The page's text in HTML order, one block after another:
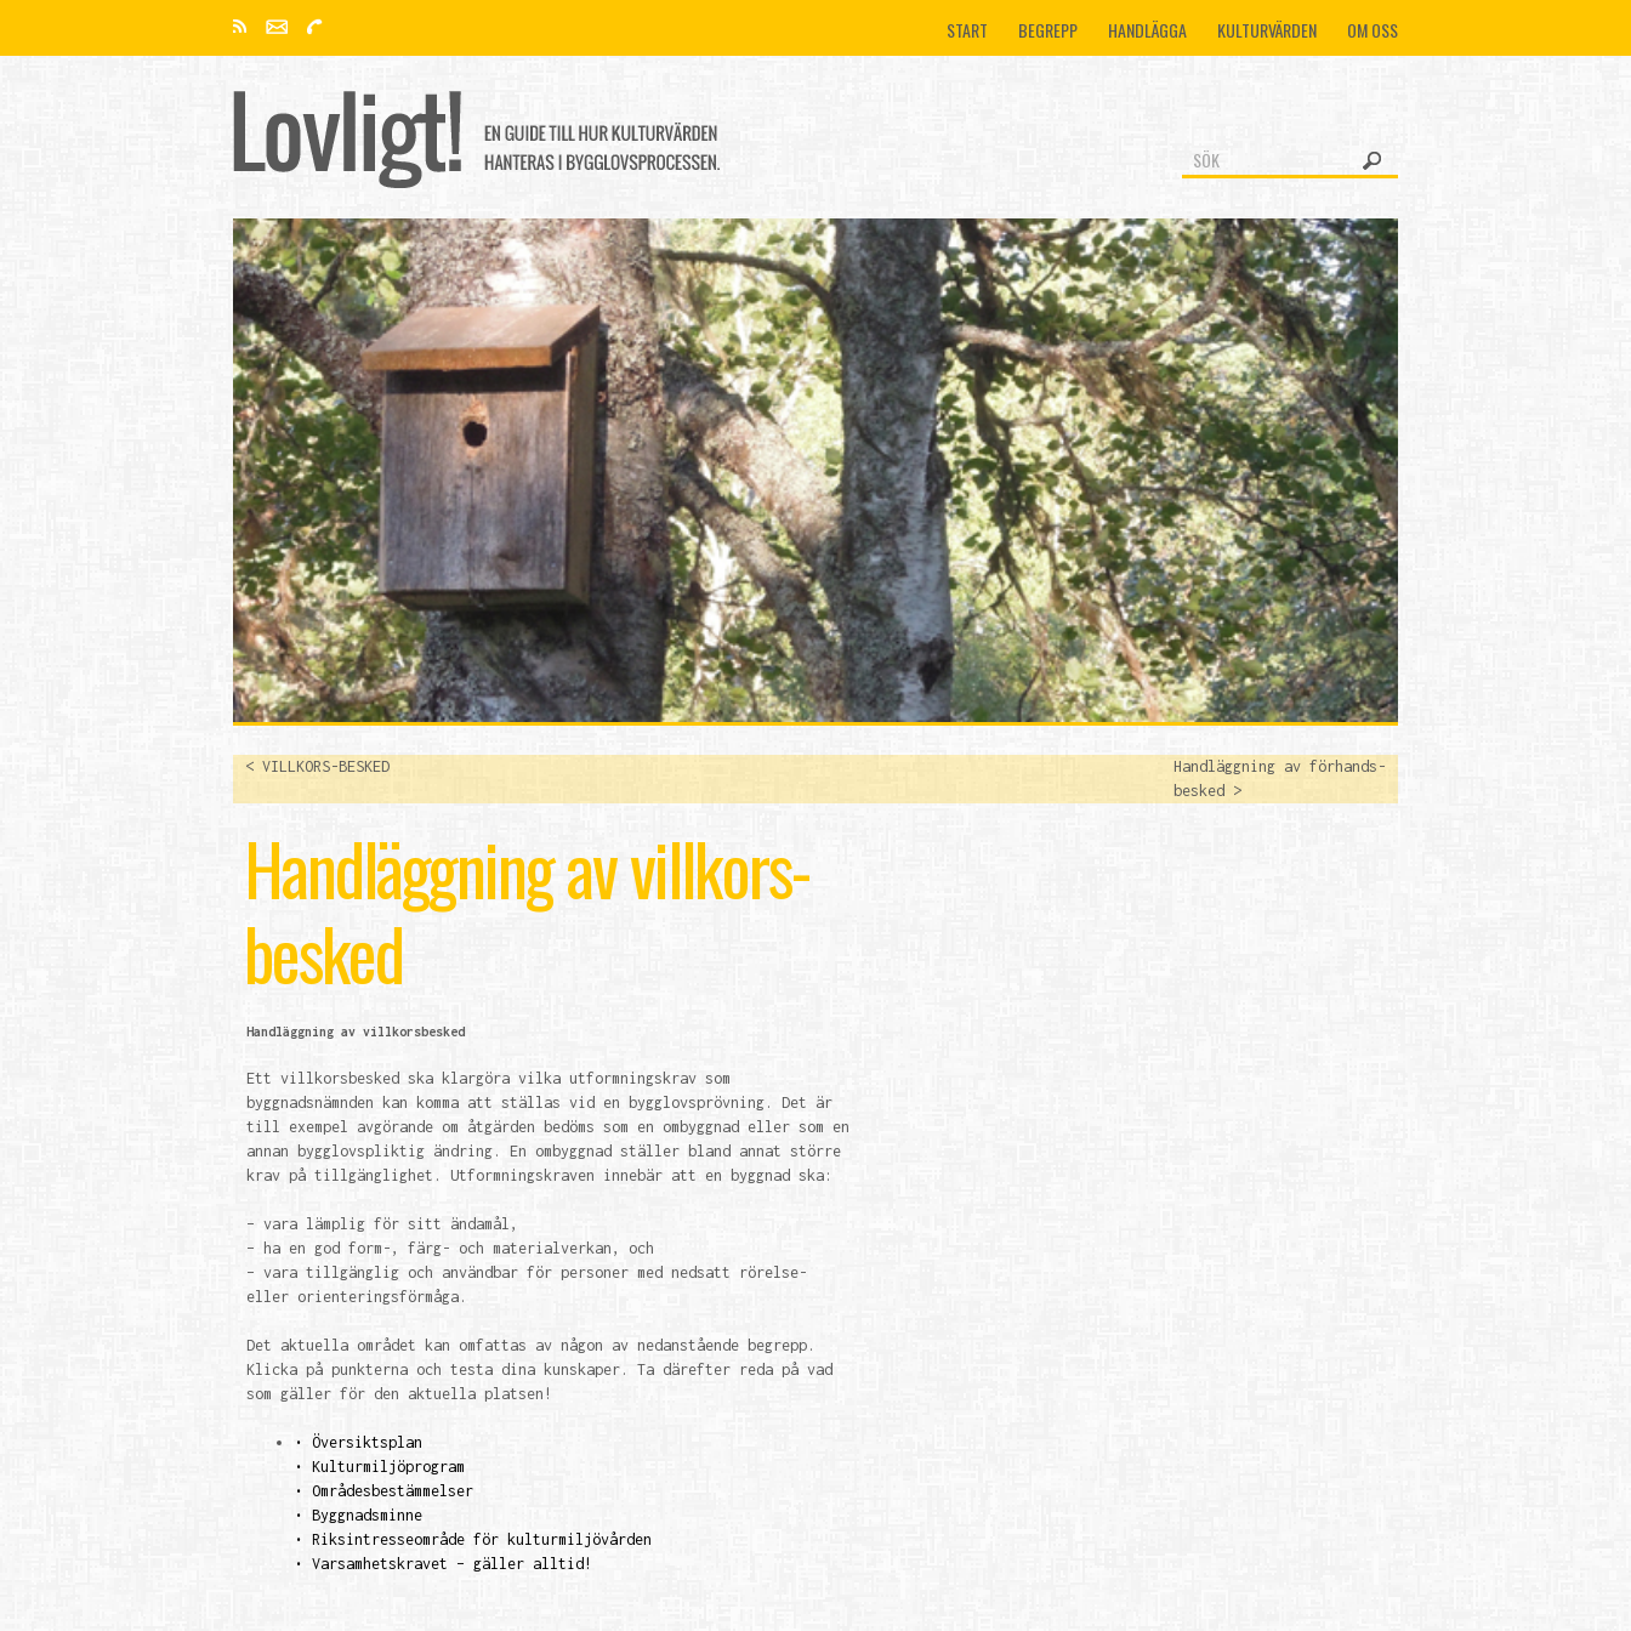
START BEGREPP HANDLÄGGA KULTURVÄRDEN OM OSS
Handläggning av förhands-
besked >
< VILLKORS-BESKED
Handläggning av villkors-
besked
Handläggning av villkorsbesked
Ett villkorsbesked ska klargöra vilka utformningskrav som
byggnadsnämnden kan komma att ställas vid en bygglovsprövning. Det är
till exempel avgörande om åtgärden bedöms som en ombyggnad eller som en
annan bygglovspliktig ändring. En ombyggnad ställer bland annat större
krav på tillgänglighet. Utformningskraven innebär att en byggnad ska:
– vara lämplig för sitt ändamål,
– ha en god form-, färg- och materialverkan, och
– vara tillgänglig och användbar för personer med nedsatt rörelse-
eller orienteringsförmåga.
Det aktuella området kan omfattas av någon av nedanstående begrepp.
Klicka på punkterna och testa dina kunskaper. Ta därefter reda på vad
som gäller för den aktuella platsen!
• Översiktsplan
• Kulturmiljöprogram
• Områdesbestämmelser
• Byggnadsminne
• Riksintresseområde för kulturmiljövården
• Varsamhetskravet – gäller alltid!